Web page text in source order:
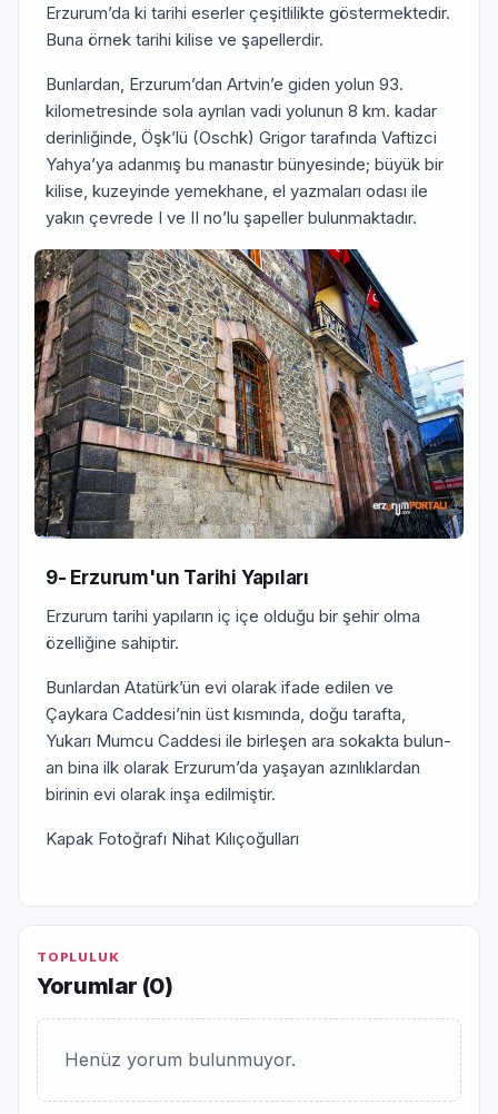
Erzurum’da ki tarihi eserler çeşitlilikte göstermektedir.
Buna örnek tarihi kilise ve şapellerdir.
Bunlardan, Erzurum’dan Artvin’e giden yolun 93.
kilometre­sinde sola ayrılan vadi yolunun 8 km. kadar
derinliğinde, Öşk’lü (Oschk) Grigor tarafında Vaftizci
Yahya’ya adan­mış bu manastır bünyesinde; büyük bir
kilise, kuzeyinde yemekhane, el yazmaları odası ile
yakın çevrede I ve II no’lu şapeller bulunmaktadır.
9- Erzurum'un Tarihi Yapıları
Erzurum tarihi yapıların iç içe olduğu bir şehir olma
özelliğine sahiptir.
Bunlardan Atatürk’ün evi olarak ifade edilen ve
Çaykara Caddesi’nin üst kısmında, doğu tarafta,
Yukarı Mumcu Caddesi ile birleşen ara sokakta bulun­
an bina ilk olarak Erzurum’da yaşayan azınlıklardan
birinin evi olarak inşa edilmiştir.
Kapak Fotoğrafı Nihat Kılıçoğulları
TOPLULUK
Yorumlar (0)
Henüz yorum bulunmuyor.